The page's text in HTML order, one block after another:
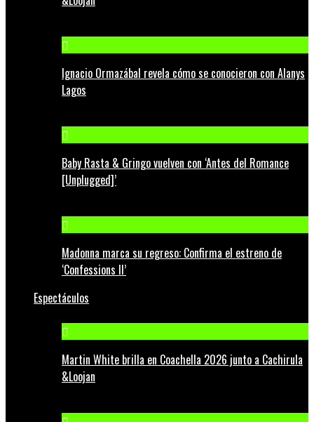
Ignacio Ormazábal revela cómo se conocieron con Alanys
Lagos
Baby Rasta & Gringo vuelven con ‘Antes del Romance
[Unplugged]’
Madonna marca su regreso: Confirma el estreno de
‘Confessions II’
Espectáculos
Martin White brilla en Coachella 2026 junto a Cachirula
&Loojan